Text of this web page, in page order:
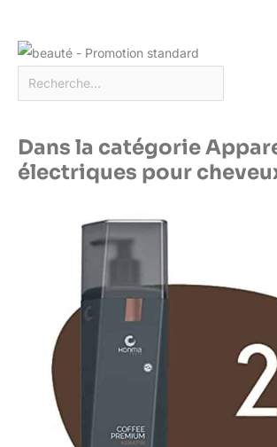
Dans la catégorie
électriques pour